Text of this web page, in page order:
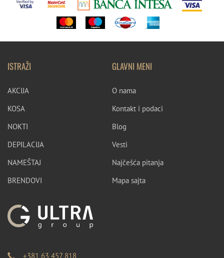
ISTRAŽI
AKCIJA
KOSA
NOKTI
DEPILACIJA
NAMEŠTAJ
BRENDOVI
GLAVNI MENI
O nama
Kontakt i podaci
Blog
Vesti
Najčešća pitanja
Mapa sajta
+381 63 457 818